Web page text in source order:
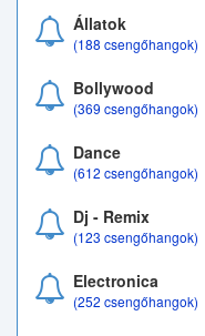
Állatok
(188 csengőhangok)
Bollywood
(369 csengőhangok)
Dance
(612 csengőhangok)
Dj - Remix
(123 csengőhangok)
Electronica
(252 csengőhangok)